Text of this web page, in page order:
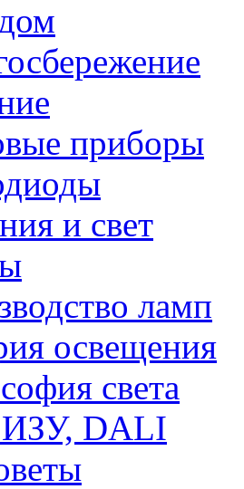
приборы
и свет
ламп
освещения
света
DALI